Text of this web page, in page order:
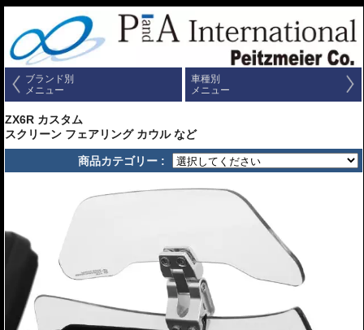
ブランド別
メニュー
車種別
メニュー
ZX6R カスタム
スクリーン フェアリング カウル など
商品カテゴリー :